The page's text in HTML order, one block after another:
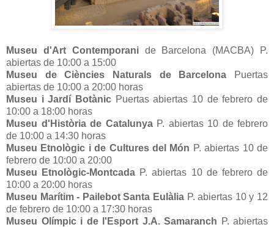
Museu d'Art Contemporanide Barcelona (MACBA) P.
abiertas de 10:00 a 15:00
Museu de Ciències Naturals de Barcelona
Puertas
abiertas de 10:00 a 20:00 horas
Museu i Jardí Botànic Puertas abiertas 10 de febrero de
10:00 a 18:00 horas
Museu d'Història de CatalunyaP. abiertas 10 de febrero
de 10:00 a 14:30 horas
Museu Etnològic i de Cultures del Món P. abiertas 10 de
febrero de 10:00 a 20:00
Museu Etnològic-Montcada P. abiertas 10 de febrero de
10:00 a 20:00 horas
Museu Marítim - Pailebot Santa Eulàlia P. abiertas 10 y 12
de febrero de 10:00 a 17:30 horas
Museu Olímpic i de l'Esport J.A. Samaranch P. abiertas